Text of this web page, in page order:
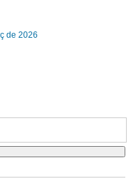
de 2026